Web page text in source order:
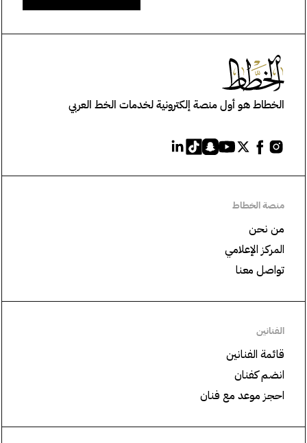
الخطاط هو أول منصة إلكترونية لخدمات الخط العربي
منصة الخطاط
من نحن
المركز الإعلامي
تواصل معنا
الفنانين
قائمة الفنانين
انضم كفنان
احجز موعد مع فنان